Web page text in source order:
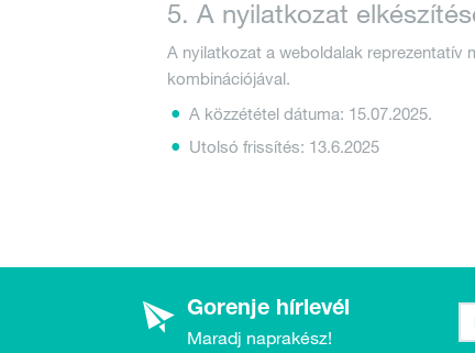
5. A nyilatkozat
A nyilatkozat a weboldalak reprezentatív
kombinációjával.
A közzététel dátuma: 15.07.2025.
Utolsó frissítés: 13.6.2025
Gorenje hírlevél
Maradj naprakész!